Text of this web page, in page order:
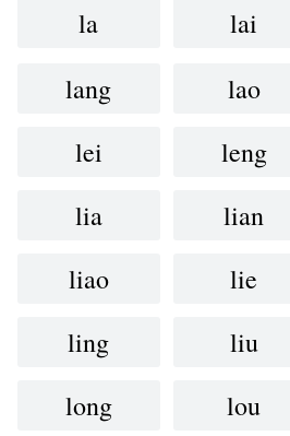
la lai
lang
lao
lei
leng
lia
lian
liao
lie
ling
liu
long
lou